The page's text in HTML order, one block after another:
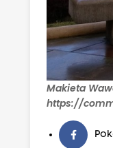
Makieta
https://